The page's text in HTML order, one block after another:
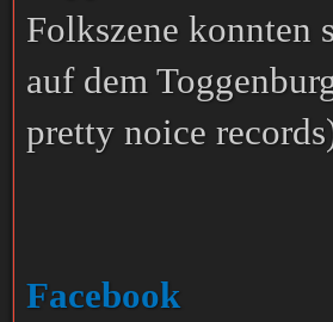
Folkszene konnten
auf dem
pretty noice
Facebook